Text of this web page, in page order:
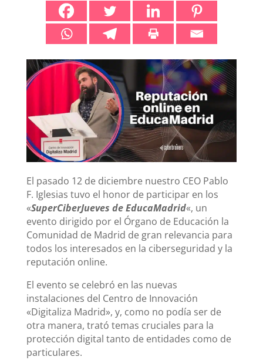
El pasado 12 de diciembre nuestro CEO Pablo
F. Iglesias tuvo el honor de participar en los
«SuperCiberJueves de EducaMadrid«, un
evento dirigido por el Órgano de Educación la
Comunidad de Madrid de gran relevancia para
todos los interesados en la ciberseguridad y la
reputación online.
El evento se celebró en las nuevas
instalaciones del Centro de Innovación
«Digitaliza Madrid», y, como no podía ser de
otra manera, trató temas cruciales para la
protección digital tanto de entidades como de
particulares.